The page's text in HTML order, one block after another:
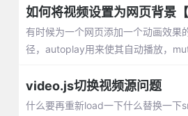
如何将视频设置为网页背景【
有时候为一个网页添加一个动画效
径，autoplay用来使其自动播放，
video.js切换视频源问题
什么要再重新load一下什么替换一